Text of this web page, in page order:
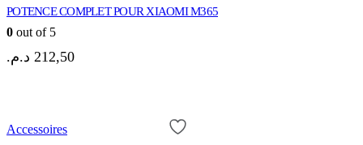
POTENCE COMPLET POUR XIAOMI M365
0 out of 5
212,50 د.م.
Accessoires